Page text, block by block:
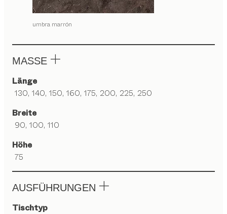
umbra marrón
MASSE
Länge
130, 140, 150, 160, 175, 200, 225, 250
Breite
90, 100, 110
Höhe
75
AUSFÜHRUNGEN
Tischtyp